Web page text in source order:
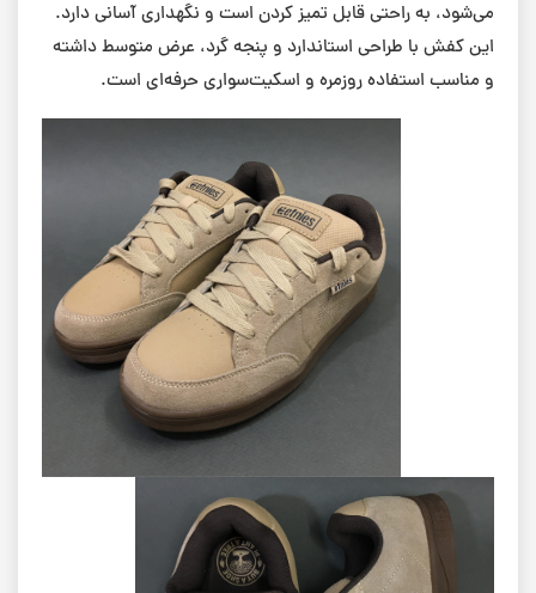
می‌شود، به راحتی قابل تمیز کردن است و نگهداری آسانی دارد.
این کفش با طراحی استاندارد و پنجه گرد، عرض متوسط داشته
و مناسب استفاده روزمره و اسکیت‌سواری حرفه‌ای است.